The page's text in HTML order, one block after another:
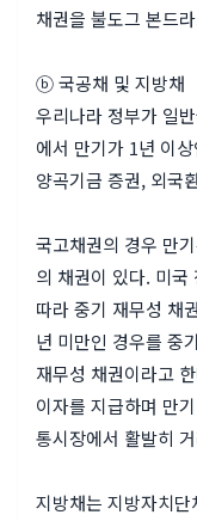
채권을 불도그 본드
ⓑ 국공채 및 지방채
우리나라 정부가 일
에서 만기가 1년 이
양곡기금 증권, 외국
국고채권의 경우 만
의 채권이 있다. 미국
따라 중기 재무성 채
년 미만인 경우를 중
재무성 채권이라고
이자를 지급하며 만
통시장에서 활발히
지방채는 지방자치